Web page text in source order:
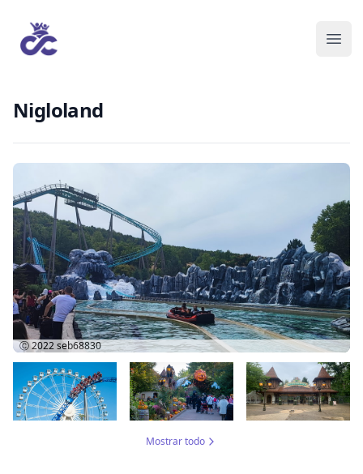
Nigloland
Ⓒ 2022seb68830
Mostrar todo